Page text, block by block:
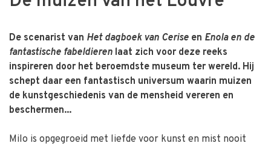
De scenarist van Het dagboek van Cerise en Enola en de
fantastische fabeldieren laat zich voor deze reeks
inspireren door het beroemdste museum ter wereld. Hij
schept daar een fantastisch universum waarin muizen
de kunstgeschiedenis van de mensheid vereren en
beschermen...
Milo is opgegroeid met liefde voor kunst en mist nooit